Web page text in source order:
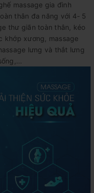
massage gia đình
thân đa năng với 4- 5
thư giãn toàn thân, kéo
khớp xương, massage
lưng và thắt lưng